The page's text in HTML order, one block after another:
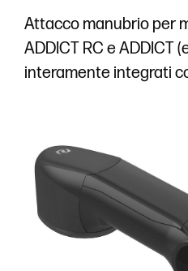
Attacco manubrio per
ADDICT RC e ADDICT
interamente integrati